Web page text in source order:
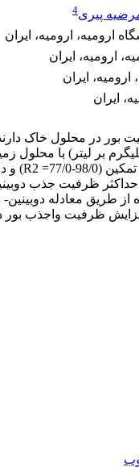
پیری4
ارومیه، ارومیه، ایران
ارومیه، ایران
ایران
ایران